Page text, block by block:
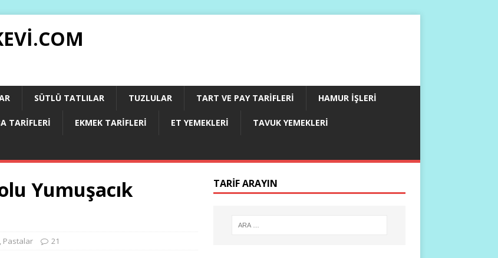
SÜTLÜ TATLILAR TUZLULAR TART VE PAY TARIFLERI HAMUR İŞLERI
TARIFLERI EKMEK TARIFLERI ET YEMEKLERI TAVUK YEMEKLERI
Yumuşacık
, Pastalar 21
TARIF ARAYIN